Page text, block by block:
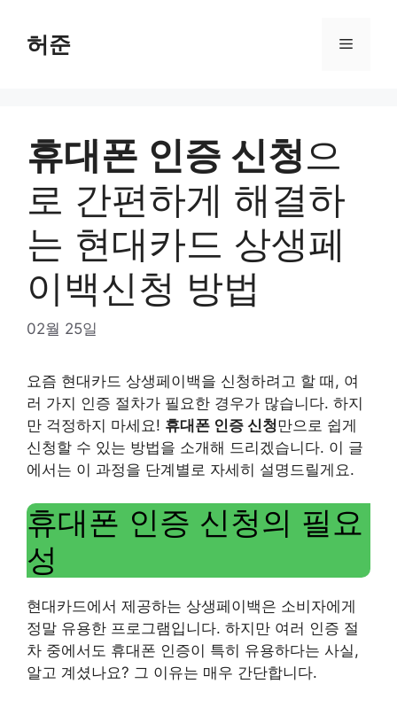
content
허준 Menu
휴대폰 인증 신청으
로 간편하게 해결하
는 현대카드 상생페
이백신청 방법
02월 25일
요즘 현대카드 상생페이백을 신청하려고 할 때, 여
러 가지 인증 절차가 필요한 경우가 많습니다. 하지
만 걱정하지 마세요! 휴대폰 인증 신청만으로 쉽게
신청할 수 있는 방법을 소개해 드리겠습니다. 이 글
에서는 이 과정을 단계별로 자세히 설명드릴게요.
휴대폰 인증 신청의 필요
성
현대카드에서 제공하는 상생페이백은 소비자에게
정말 유용한 프로그램입니다. 하지만 여러 인증 절
차 중에서도 휴대폰 인증이 특히 유용하다는 사실,
알고 계셨나요? 그 이유는 매우 간단합니다.